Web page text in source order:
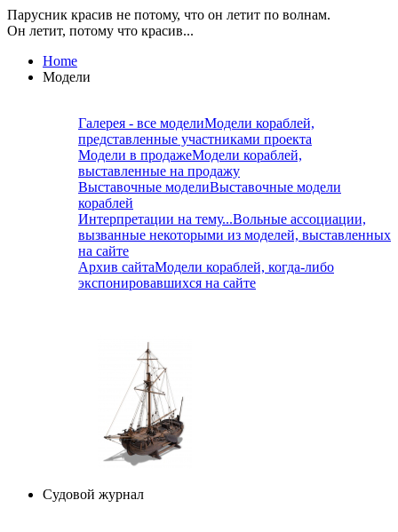
Парусник красив не потому, что он летит по волнам.
Он летит, потому что красив...
Home
Модели
Галерея - все моделиМодели кораблей,
представленные участниками проекта
Модели в продажеМодели кораблей,
выставленные на продажу
Выставочные моделиВыставочные модели
кораблей
Интерпретации на тему...Вольные ассоциации,
вызванные некоторыми из моделей, выставленных
на сайте
Архив сайтаМодели кораблей, когда-либо
экспонировавшихся на сайте
Судовой журнал